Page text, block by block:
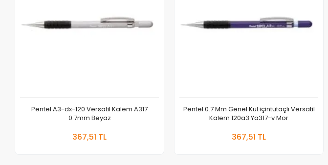
Pentel A3-dx-120 Versatil Kalem A317
0.7mm Beyaz
367,51 TL
Pentel 0.7 Mm Genel Kul.içintutaçlı Versatil
Kalem 120a3 Ya317-v Mor
367,51 TL